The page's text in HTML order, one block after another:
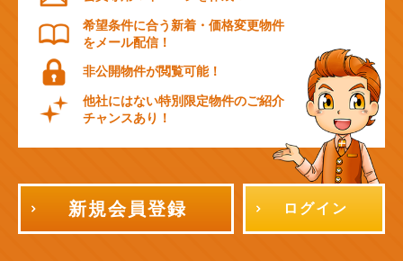
希望条件に合う新着・価格変更物件
をメール配信！
非公開物件が閲覧可能！
他社にはない特別限定物件のご紹介
チャンスあり！
新規会員登録 ログイン